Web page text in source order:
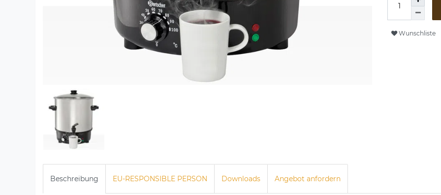
Wunschliste
Beschreibung EU-RESPONSIBLE PERSON Downloads Angebot anfordern